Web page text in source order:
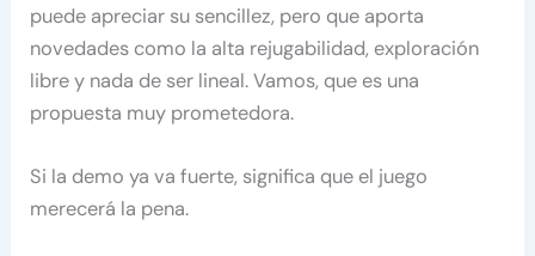
puede apreciar su sencillez, pero que aporta
novedades como la alta rejugabilidad, exploración
libre y nada de ser lineal. Vamos, que es una
propuesta muy prometedora.
Si la demo ya va fuerte, significa que el juego
merecerá la pena.